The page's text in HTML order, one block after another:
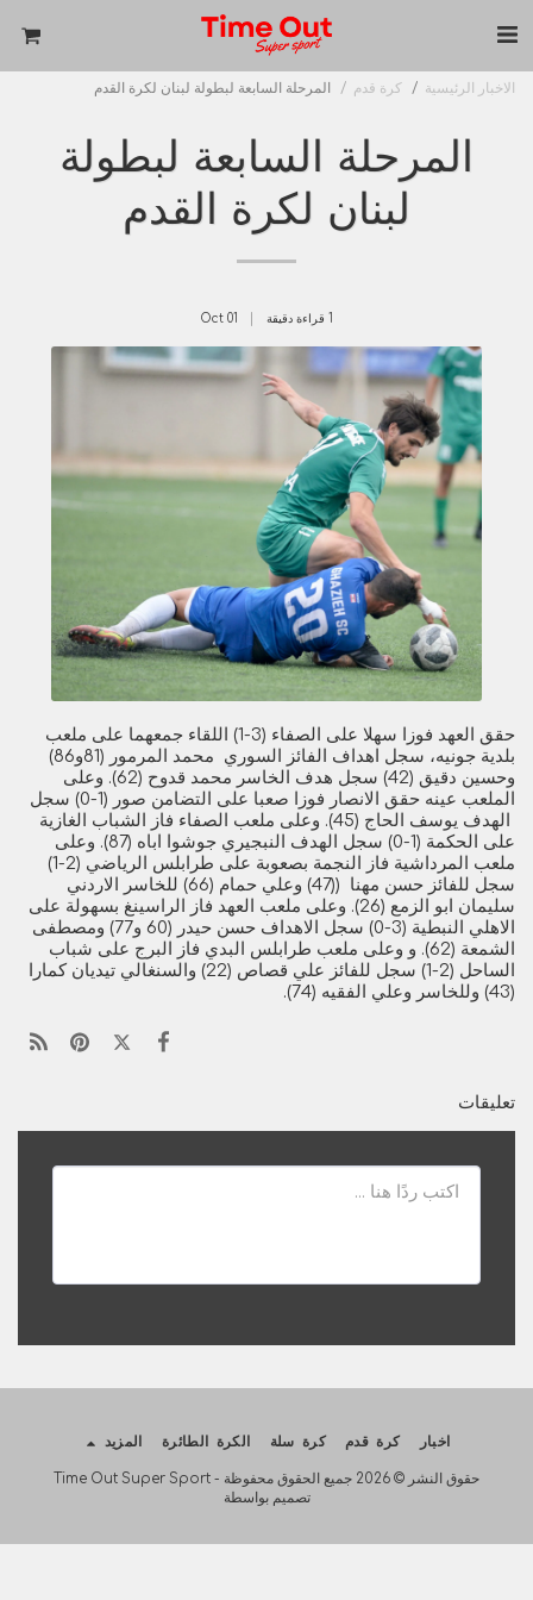
الاخبار الرئيسية كرة قدم المرحلة السابعة لبطولة لبنان لكرة القدم
المرحلة السابعة لبطولة
لبنان لكرة القدم
1 قراءة دقيقة 01
Oct
حقق العهد فوزا سهلا على الصفاء (3-1) اللقاء جمعهما على ملعب
بلدية جونيه، سجل اهداف الفائز السوري محمد المرمور (81و86)
وحسين دقيق (42) سجل هدف الخاسر محمد قدوح (62). وعلى
الملعب عينه حقق الانصار فوزا صعبا على التضامن صور (1-0) سجل
الهدف يوسف الحاج (45). وعلى ملعب الصفاء فاز الشباب الغازية
على الحكمة (1-0) سجل الهدف النبجيري جوشوا اباه (87). وعلى
ملعب المرداشية فاز النجمة بصعوبة على طرابلس الرياضي (2-1)
سجل للفائز حسن مهنا ((47) وعلي حمام (66) للخاسر الاردني
سليمان ابو الزمع (26). وعلى ملعب العهد فاز الراسينغ بسهولة على
الاهلي النبطية (3-0) سجل الاهداف حسن حيدر (60 و77) ومصطفى
الشمعة (62). و وعلى ملعب طرابلس البدي فاز البرج على شباب
الساحل (2-1) سجل للفائز علي قصاص (22) والسنغالي تيديان كمارا
(43) وللخاسر وعلي الفقيه (74).
تعليقات
اخبار كرة قدم كرة سلة الكرة الطائرة المزيد
حقوق النشر © 2026 جميع الحقوق محفوظة -
Time Out Super Sport
تصميم بواسطة